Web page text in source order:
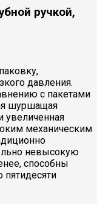
ручкой,
давления.
с пакетами
шуршащая
увеличенная
механическим
невысокую
способны
пятидесяти